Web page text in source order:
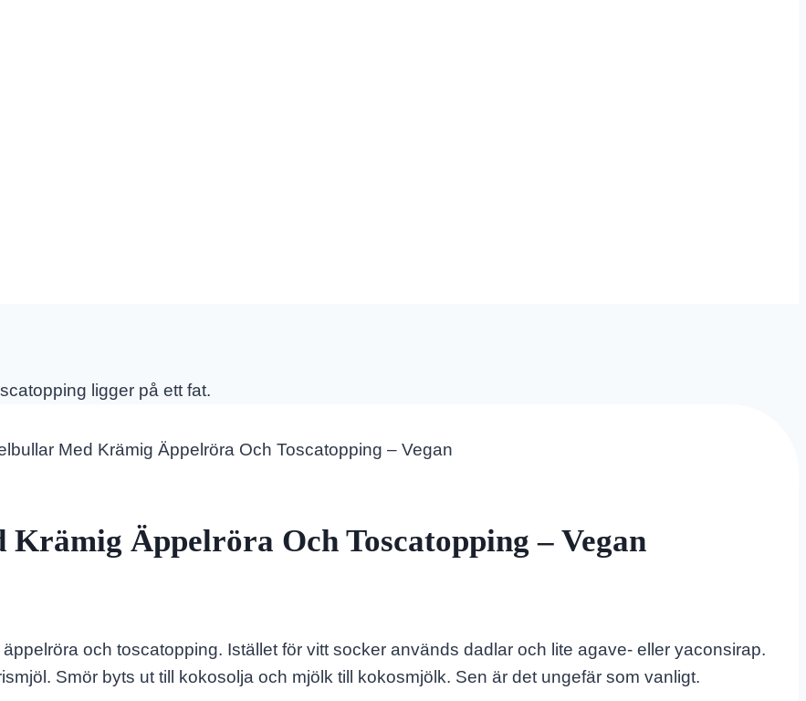
Med Krämig Äppelröra Och Toscatopping – Vegan
Äppelröra Och Toscatopping – Vegan
och toscatopping. Istället för vitt socker används dadlar och lite agave- eller yaconsirap.
Smör byts ut till kokosolja och mjölk till kokosmjölk. Sen är det ungefär som vanligt.